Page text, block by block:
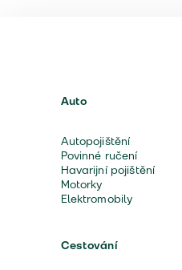
Auto
Autopojištění
Povinné ručení
Havarijní pojištění
Motorky
Elektromobily
Cestování